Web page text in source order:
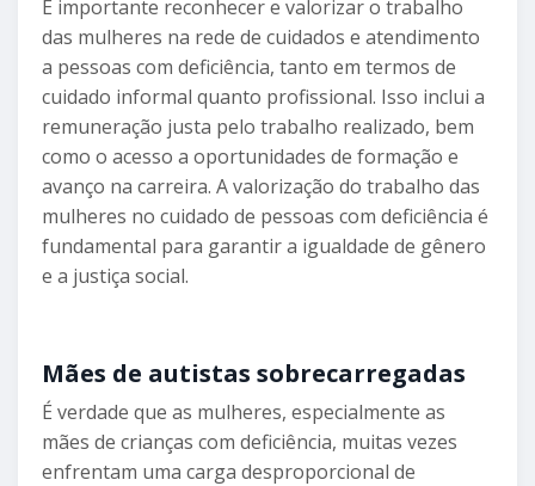
É importante reconhecer e valorizar o trabalho
das mulheres na rede de cuidados e atendimento
a pessoas com deficiência, tanto em termos de
cuidado informal quanto profissional. Isso inclui a
remuneração justa pelo trabalho realizado, bem
como o acesso a oportunidades de formação e
avanço na carreira. A valorização do trabalho das
mulheres no cuidado de pessoas com deficiência é
fundamental para garantir a igualdade de gênero
e a justiça social.
Mães de autistas sobrecarregadas
É verdade que as mulheres, especialmente as
mães de crianças com deficiência, muitas vezes
enfrentam uma carga desproporcional de